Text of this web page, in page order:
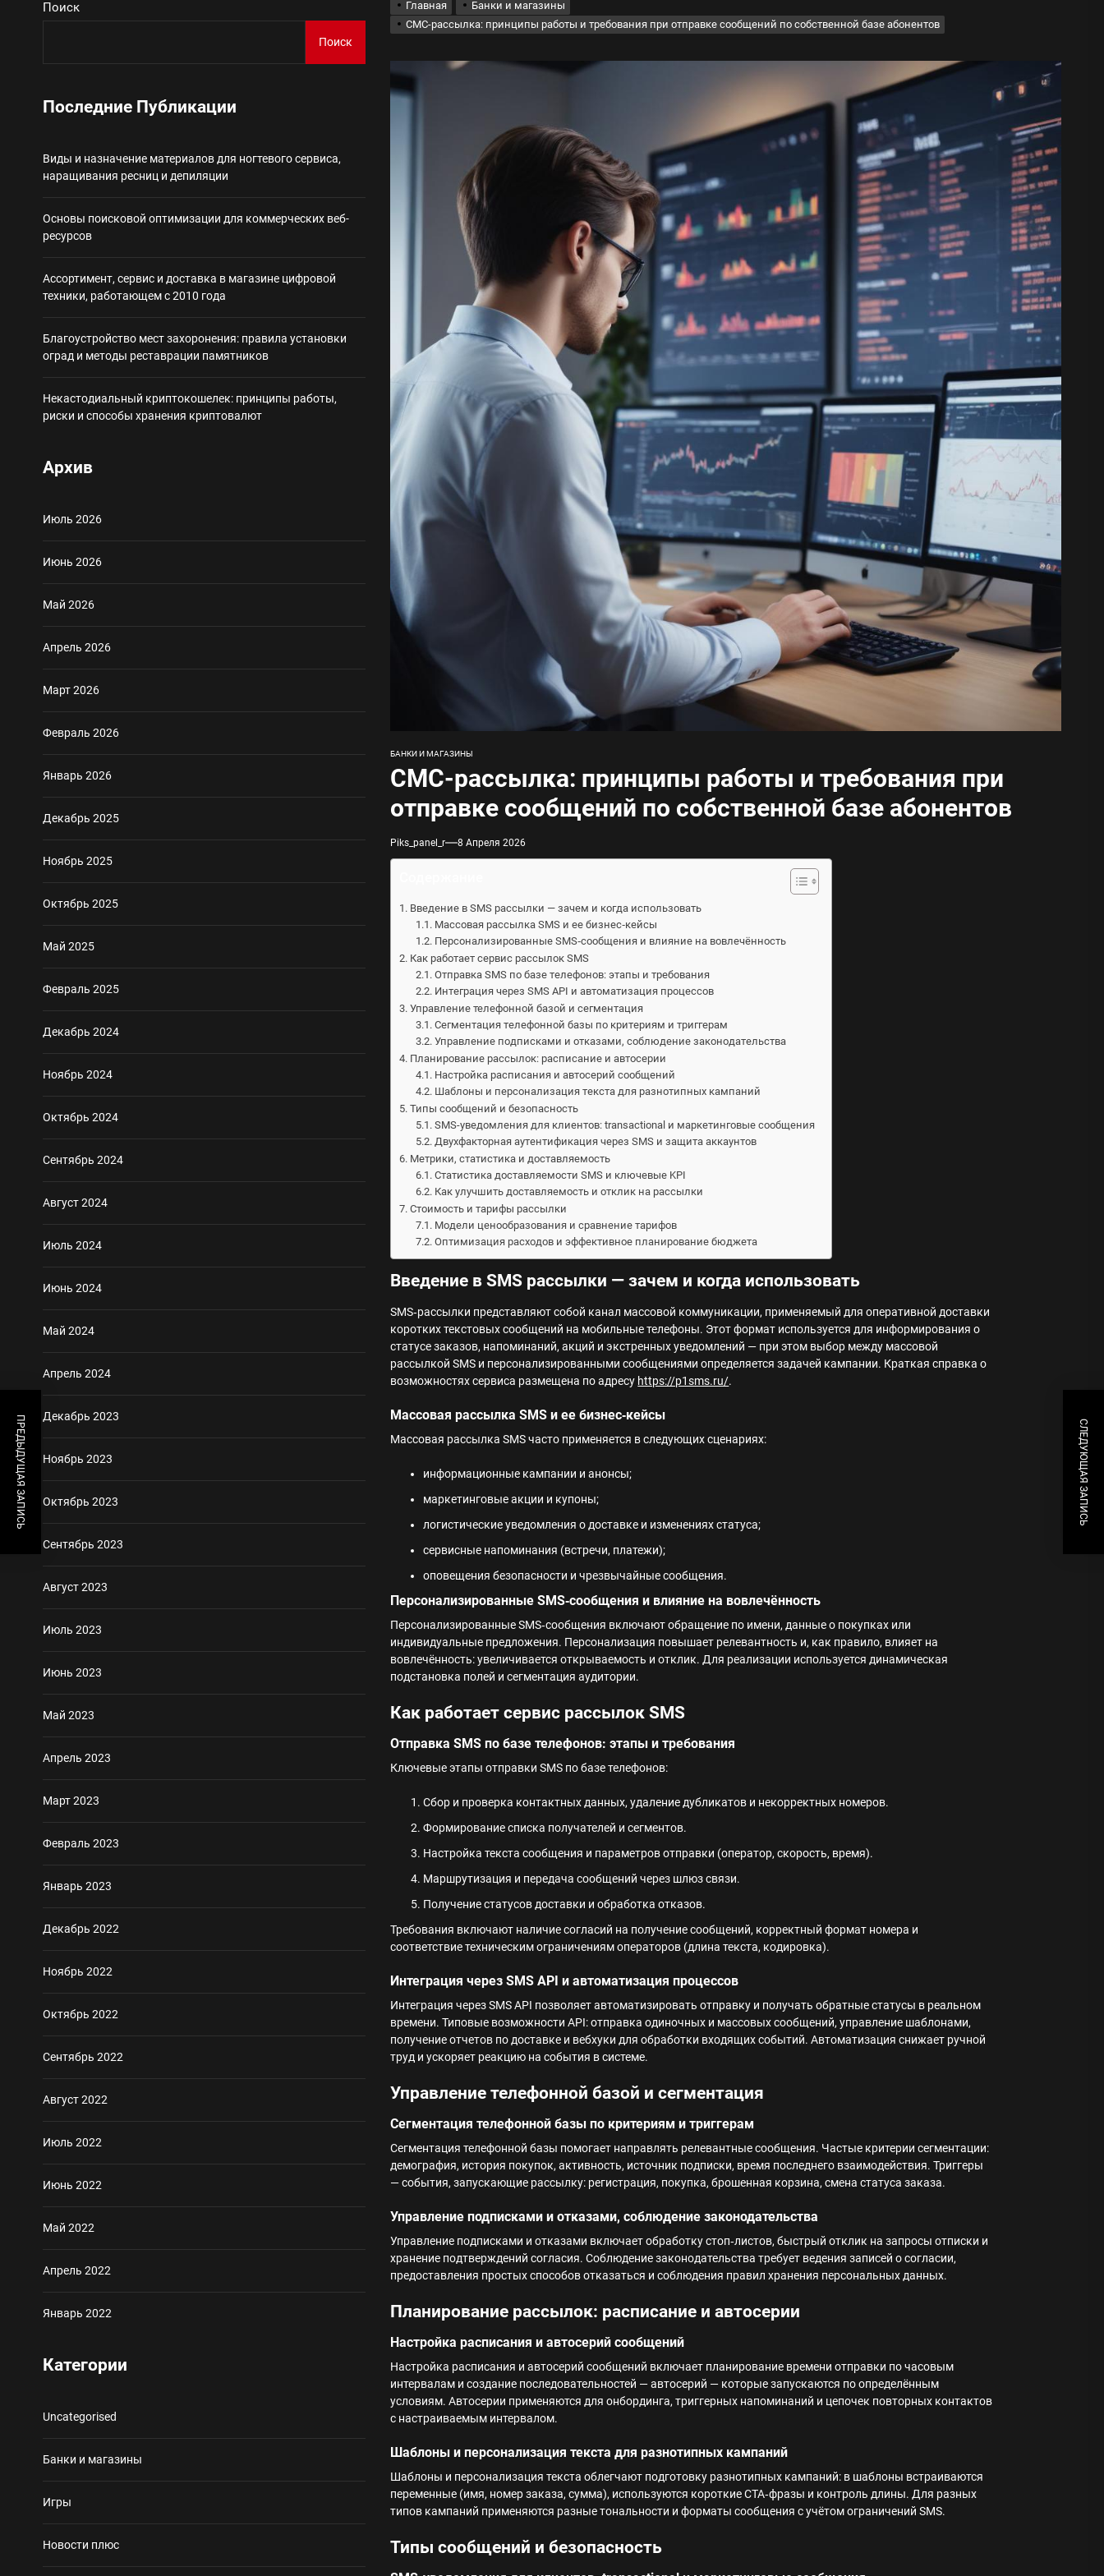
Виды и назначение материалов для ногтевого сервиса, наращивания ресниц и депиляции
Основы поисковой оптимизации для коммерческих веб-ресурсов
Ассортимент, сервис и доставка в магазине цифровой техники, работающем с 2010 года
Благоустройство мест захоронения: правила установки оград и методы реставрации памятников
Некастодиальный криптокошелек: принципы работы, риски и способы хранения криптовалют
Главная
Банки и магазины
СМС-рассылка: принципы работы и требования при отправке сообщений по собственной базе абонентов
БАНКИ И МАГАЗИНЫ
СМС-рассылка: принципы работы и требования при
отправке сообщений по собственной базе абонентов
Piks_panel_r 8 Апреля 2026
Введение в SMS рассылки — зачем и когда использовать
Массовая рассылка SMS и ее бизнес‑кейсы
Персонализированные SMS‑сообщения и влияние на вовлечённость
Как работает сервис рассылок SMS
Отправка SMS по базе телефонов: этапы и требования
Интеграция через SMS API и автоматизация процессов
Управление телефонной базой и сегментация
Сегментация телефонной базы по критериям и триггерам
Управление подписками и отказами, соблюдение законодательства
Планирование рассылок: расписание и автосерии
Настройка расписания и автосерий сообщений
Шаблоны и персонализация текста для разнотипных кампаний
Типы сообщений и безопасность
SMS-уведомления для клиентов: transactional и маркетинговые сообщения
Двухфакторная аутентификация через SMS и защита аккаунтов
Метрики, статистика и доставляемость
Статистика доставляемости SMS и ключевые KPI
Как улучшить доставляемость и отклик на рассылки
Стоимость и тарифы рассылки
Модели ценообразования и сравнение тарифов
Оптимизация расходов и эффективное планирование бюджета
Введение в SMS рассылки — зачем и когда использовать
SMS‑рассылки представляют собой канал массовой коммуникации, применяемый для оперативной доставки
коротких текстовых сообщений на мобильные телефоны. Этот формат используется для информирования о
статусе заказов, напоминаний, акций и экстренных уведомлений — при этом выбор между массовой
рассылкой SMS и персонализированными сообщениями определяется задачей кампании. Краткая справка о
возможностях сервиса размещена по адресу https://p1sms.ru/.
Массовая рассылка SMS и ее бизнес‑кейсы
Массовая рассылка SMS часто применяется в следующих сценариях:
информационные кампании и анонсы;
маркетинговые акции и купоны;
логистические уведомления о доставке и изменениях статуса;
сервисные напоминания (встречи, платежи);
оповещения безопасности и чрезвычайные сообщения.
Персонализированные SMS‑сообщения и влияние на вовлечённость
Персонализированные SMS‑сообщения включают обращение по имени, данные о покупках или
индивидуальные предложения. Персонализация повышает релевантность и, как правило, влияет на
вовлечённость: увеличивается открываемость и отклик. Для реализации используется динамическая
подстановка полей и сегментация аудитории.
Как работает сервис рассылок SMS
Отправка SMS по базе телефонов: этапы и требования
Ключевые этапы отправки SMS по базе телефонов:
Сбор и проверка контактных данных, удаление дубликатов и некорректных номеров.
Формирование списка получателей и сегментов.
Настройка текста сообщения и параметров отправки (оператор, скорость, время).
Маршрутизация и передача сообщений через шлюз связи.
Получение статусов доставки и обработка отказов.
Требования включают наличие согласий на получение сообщений, корректный формат номера и
соответствие техническим ограничениям операторов (длина текста, кодировка).
Интеграция через SMS API и автоматизация процессов
Интеграция через SMS API позволяет автоматизировать отправку и получать обратные статусы в реальном
времени. Типовые возможности API: отправка одиночных и массовых сообщений, управление шаблонами,
получение отчетов по доставке и вебхуки для обработки входящих событий. Автоматизация снижает ручной
труд и ускоряет реакцию на события в системе.
Управление телефонной базой и сегментация
Сегментация телефонной базы по критериям и триггерам
Сегментация телефонной базы помогает направлять релевантные сообщения. Частые критерии сегментации:
демография, история покупок, активность, источник подписки, время последнего взаимодействия. Триггеры
— события, запускающие рассылку: регистрация, покупка, брошенная корзина, смена статуса заказа.
Управление подписками и отказами, соблюдение законодательства
Управление подписками и отказами включает обработку стоп‑листов, быстрый отклик на запросы отписки и
хранение подтверждений согласия. Соблюдение законодательства требует ведения записей о согласии,
предоставления простых способов отказаться и соблюдения правил хранения персональных данных.
Планирование рассылок: расписание и автосерии
Настройка расписания и автосерий сообщений
Настройка расписания и автосерий сообщений включает планирование времени отправки по часовым
интервалам и создание последовательностей — автосерий — которые запускаются по определённым
условиям. Автосерии применяются для онбординга, триггерных напоминаний и цепочек повторных контактов
с настраиваемым интервалом.
Шаблоны и персонализация текста для разнотипных кампаний
Шаблоны и персонализация текста облегчают подготовку разнотипных кампаний: в шаблоны встраиваются
переменные (имя, номер заказа, сумма), используются короткие CTA‑фразы и контроль длины. Для разных
типов кампаний применяются разные тональности и форматы сообщения с учётом ограничений SMS.
Типы сообщений и безопасность
ПРЕДЫДУЩАЯ ЗАПИСЬ СЛЕДУЮЩАЯ ЗАПИСЬ
Поиск
Поиск
Последние Публикации
Виды и назначение материалов для ногтевого сервиса,
наращивания ресниц и депиляции
Основы поисковой оптимизации для коммерческих веб-
ресурсов
Ассортимент, сервис и доставка в магазине цифровой
техники, работающем с 2010 года
Благоустройство мест захоронения: правила установки
оград и методы реставрации памятников
Некастодиальный криптокошелек: принципы работы,
риски и способы хранения криптовалют
Архив
Июль 2026
Июнь 2026
Май 2026
Апрель 2026
Март 2026
Февраль 2026
Январь 2026
Декабрь 2025
Ноябрь 2025
Октябрь 2025
Май 2025
Февраль 2025
Декабрь 2024
Ноябрь 2024
Октябрь 2024
Сентябрь 2024
Август 2024
Июль 2024
Июнь 2024
Май 2024
Апрель 2024
Декабрь 2023
Ноябрь 2023
Октябрь 2023
Сентябрь 2023
Август 2023
Июль 2023
Июнь 2023
Май 2023
Апрель 2023
Март 2023
Февраль 2023
Январь 2023
Декабрь 2022
Ноябрь 2022
Октябрь 2022
Сентябрь 2022
Август 2022
Июль 2022
Июнь 2022
Май 2022
Апрель 2022
Январь 2022
Категории
Uncategorised
Банки и магазины
Игры
Новости плюс